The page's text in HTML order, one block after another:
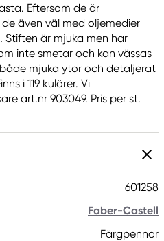
Eftersom de är
även väl med oljemedier
är mjuka men har
inte smetar och kan vässas
mjuka ytor och detaljerat
i 119 kulörer. Vi
art.nr 903049. Pris per st.
601258
Faber-Castell
Färgpennor